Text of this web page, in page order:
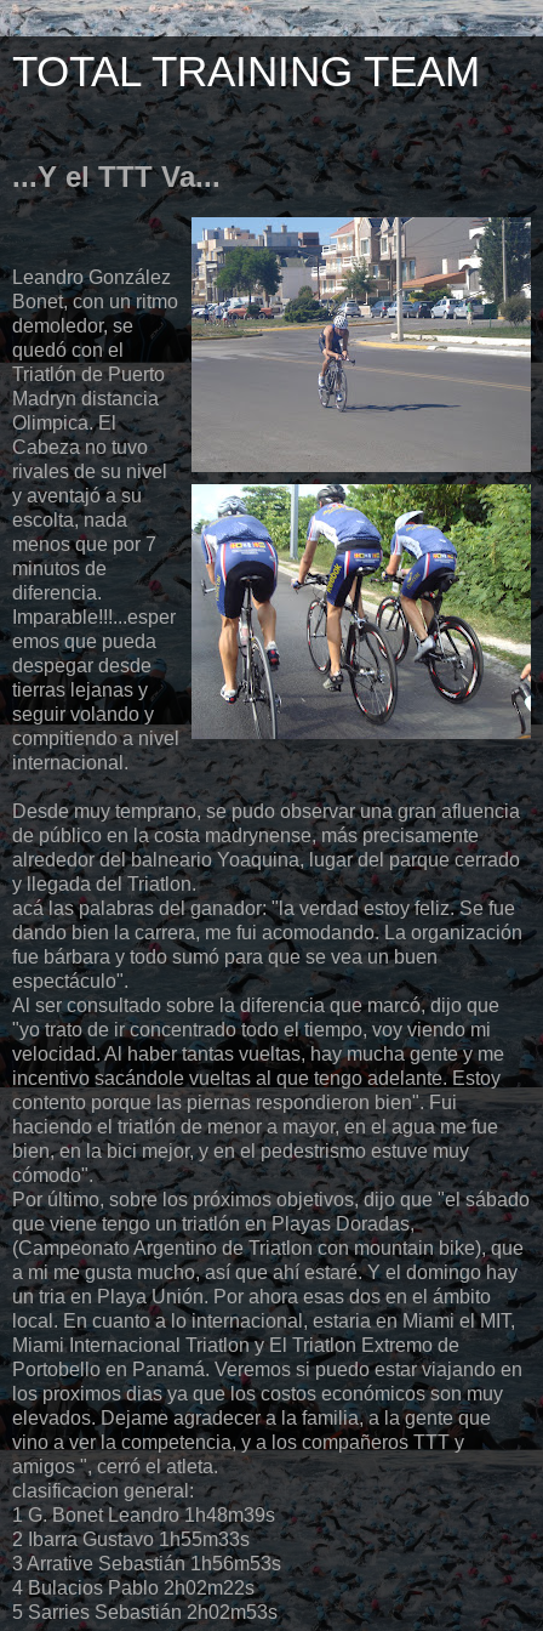
TOTAL TRAINING TEAM
...Y el TTT Va...
Leandro González
Bonet, con un ritmo
demoledor, se
quedó con el
Triatlón de Puerto
Madryn distancia
Olimpica. El
Cabeza no tuvo
rivales de su nivel
y aventajó a su
escolta, nada
menos que por 7
minutos de
diferencia.
Imparable!!!...esper
emos que pueda
despegar desde
tierras lejanas y
seguir volando y
compitiendo a nivel
internacional.
Desde muy temprano, se pudo observar una gran afluencia
de público en la costa madrynense, más precisamente
alrededor del balneario Yoaquina, lugar del parque cerrado
y llegada del Triatlon.
acá las palabras del ganador: "la verdad estoy feliz. Se fue
dando bien la carrera, me fui acomodando. La organización
fue bárbara y todo sumó para que se vea un buen
espectáculo".
Al ser consultado sobre la diferencia que marcó, dijo que
"yo trato de ir concentrado todo el tiempo, voy viendo mi
velocidad. Al haber tantas vueltas, hay mucha gente y me
incentivo sacándole vueltas al que tengo adelante. Estoy
contento porque las piernas respondieron bien". Fui
haciendo el triatlón de menor a mayor, en el agua me fue
bien, en la bici mejor, y en el pedestrismo estuve muy
cómodo".
Por último, sobre los próximos objetivos, dijo que "el sábado
que viene tengo un triatlón en Playas Doradas,
(Campeonato Argentino de Triatlon con mountain bike), que
a mi me gusta mucho, así que ahí estaré. Y el domingo hay
un tria en Playa Unión. Por ahora esas dos en el ámbito
local. En cuanto a lo internacional, estaria en Miami el MIT,
Miami Internacional Triatlon y El Triatlon Extremo de
Portobello en Panamá. Veremos si puedo estar viajando en
los proximos dias ya que los costos económicos son muy
elevados. Dejame agradecer a la familia, a la gente que
vino a ver la competencia, y a los compañeros TTT y
amigos ", cerró el atleta.
clasificacion general:
1 G. Bonet Leandro 1h48m39s
2 Ibarra Gustavo 1h55m33s
3 Arrative Sebastián 1h56m53s
4 Bulacios Pablo 2h02m22s
5 Sarries Sebastián 2h02m53s